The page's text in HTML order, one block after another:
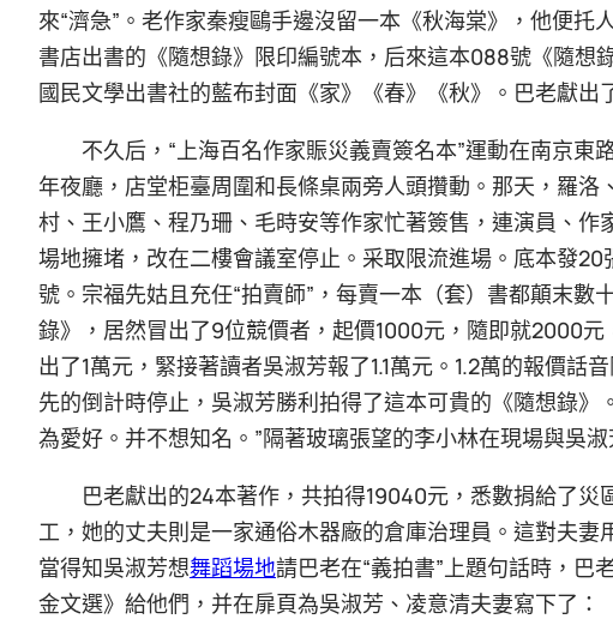
來“濟急”。老作家秦瘦鷗手邊沒留一本《秋海棠》，他便托
書店出書的《隨想錄》限印編號本，后來這本088號《隨想
國民文學出書社的藍布封面《家》《春》《秋》。巴老獻出
不久后，“上海百名作家賑災義賣簽名本”運動在南京
年夜廳，店堂柜臺周圍和長條桌兩旁人頭攢動。那天，羅洛
村、王小鷹、程乃珊、毛時安等作家忙著簽售，連演員、作
場地擁堵，改在二樓會議室停止。采取限流進場。底本發
號。宗福先姑且充任“拍賣師”，每賣一本（套）書都顛末數
錄》，居然冒出了9位競價者，起價1000元，隨即就2000
出了1萬元，緊接著讀者吳淑芳報了1.1萬元。1.2萬的報價話
先的倒計時停止，吳淑芳勝利拍得了這本可貴的《隨想錄
為愛好。并不想知名。”隔著玻璃張望的李小林在現場與吳
巴老獻出的24本著作，共拍得19040元，悉數捐給了
工，她的丈夫則是一家通俗木器廠的倉庫治理員。這對夫妻
當得知吳淑芳想舞蹈場地請巴老在“義拍書”上題句話時，巴
金文選》給他們，并在扉頁為吳淑芳、凌意清夫妻寫下了：